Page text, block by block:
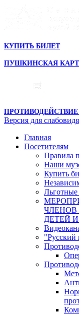
КУПИТЬ БИЛЕТ
ПУШКИНСКАЯ
Версия для
Главная
Посетителям
Правила
Наши
Купить
Льготные
ЧЛЕНОВ
ДЕТЕЙ
"Русский